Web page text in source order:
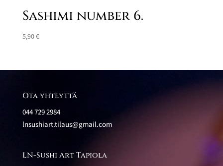
Sashimi number 6.
5,90€
Ota yhteyttä
044 729 2984
lnsushiart.tilaus@gmail.com
LN-Sushi Art Tapiola